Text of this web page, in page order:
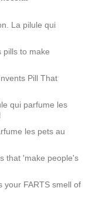
La pilule qui
pills to make
Pill That
qui parfume les
les pets au
that 'make people's
your FARTS smell of